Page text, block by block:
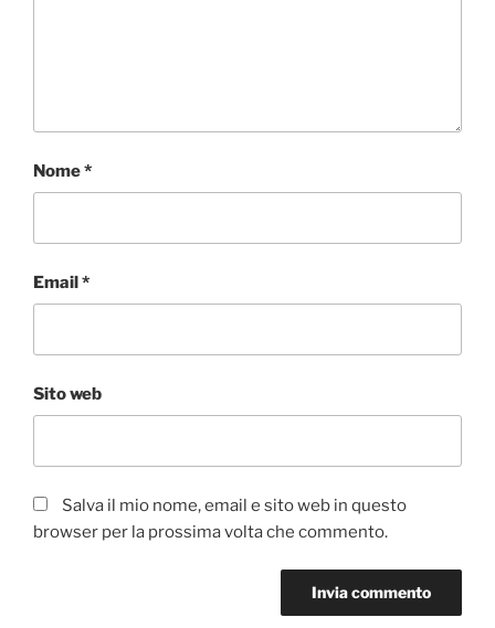
Nome*
Email*
Sito web
Salva il mio nome, email e sito web in questo
browser per la prossima volta che commento.